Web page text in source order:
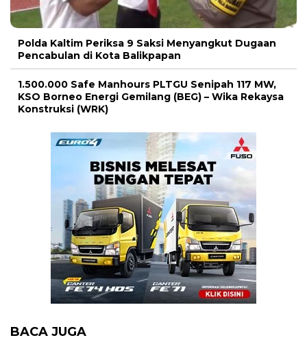
Polda Kaltim Periksa 9 Saksi Menyangkut Dugaan
Pencabulan di Kota Balikpapan
1.500.000 Safe Manhours PLTGU Senipah 117 MW,
KSO Borneo Energi Gemilang (BEG) – Wika Rekaysa
Konstruksi (WRK)
BACA JUGA